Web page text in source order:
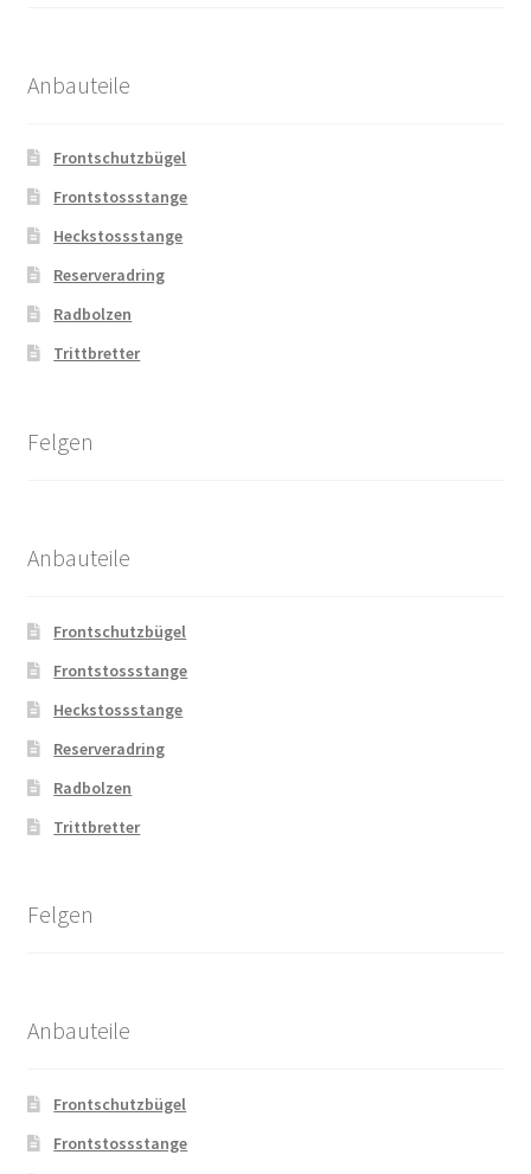
Anbauteile
Frontschutzbügel
Frontstossstange
Heckstossstange
Reserveradring
Radbolzen
Trittbretter
Felgen
Anbauteile
Frontschutzbügel
Frontstossstange
Heckstossstange
Reserveradring
Radbolzen
Trittbretter
Felgen
Anbauteile
Frontschutzbügel
Frontstossstange